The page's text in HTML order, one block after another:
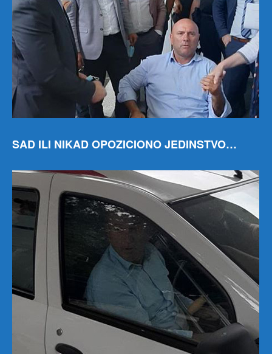
SAD ILI NIKAD OPOZICIONO JEDINSTVO…